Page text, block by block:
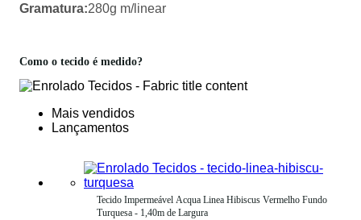
Gramatura:280g m/linear
Como o tecido é medido?
Mais vendidos
Lançamentos
Tecido Impermeável Acqua Linea Hibiscus Vermelho Fundo
Turquesa - 1,40m de Largura